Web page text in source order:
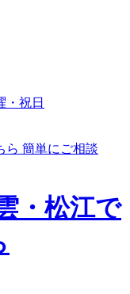
・祝日
ら 簡単にご相談